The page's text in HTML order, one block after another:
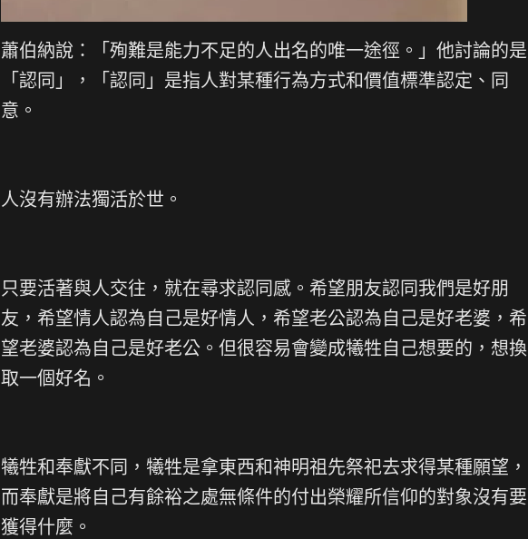
蕭伯納說：「殉難是能力不足的人出名的唯一途徑。」他討論的是
「認同」，「認同」是指人對某種行為方式和價值標準認定、同
意。
人沒有辦法獨活於世。
只要活著與人交往，就在尋求認同感。希望朋友認同我們是好朋
友，希望情人認為自己是好情人，希望老公認為自己是好老婆，希
望老婆認為自己是好老公。但很容易會變成犧牲自己想要的，想換
取一個好名。
犧牲和奉獻不同，犧牲是拿東西和神明祖先祭祀去求得某種願望，
而奉獻是將自己有餘裕之處無條件的付出榮耀所信仰的對象沒有要
獲得什麼。